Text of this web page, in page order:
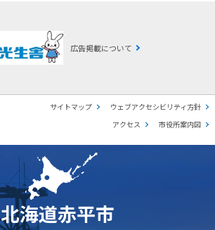
広告掲載について
サイトマップ
ウェブアクセシビリティ方針
アクセス
市役所案内図
北海道赤平市